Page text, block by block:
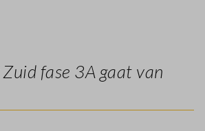
fase 3A gaat van